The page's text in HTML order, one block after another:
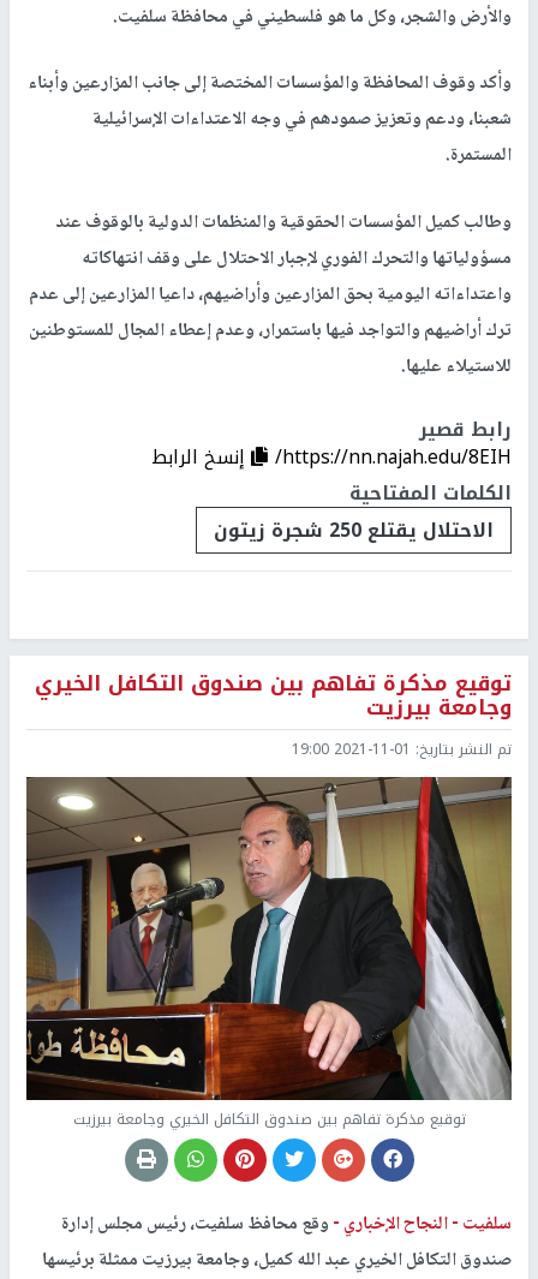
والأرض والشجر، وكل ما هو فلسطيني في محافظة سلفيت.
وأكد وقوف المحافظة والمؤسسات المختصة إلى جانب المزارعين وأبناء
شعبنا، ودعم وتعزيز صمودهم في وجه الاعتداءات الإسرائيلية
المستمرة.
وطالب كميل المؤسسات الحقوقية والمنظمات الدولية بالوقوف عند
مسؤولياتها والتحرك الفوري لإجبار الاحتلال على وقف انتهاكاته
واعتداءاته اليومية بحق المزارعين وأراضيهم، داعيا المزارعين إلى عدم
ترك أراضيهم والتواجد فيها باستمرار، وعدم إعطاء المجال للمستوطنين
للاستيلاء عليها.
رابط قصير
https://nn.najah.edu/8EIH/
إنسخ الرابط
الكلمات المفتاحية
الاحتلال يقتلع 250 شجرة زيتون
توقيع مذكرة تفاهم بين صندوق التكافل الخيري
وجامعة بيرزيت
تم النشر بتاريخ: 2021-11-01 19:00
توقيع مذكرة تفاهم بين صندوق التكافل الخيري وجامعة بيرزيت
سلفيت -النجاح الإخباري -وقع محافظ سلفيت، رئيس مجلس إدارة
صندوق التكافل الخيري عبد الله كميل، وجامعة بيرزيت ممثلة برئيسها